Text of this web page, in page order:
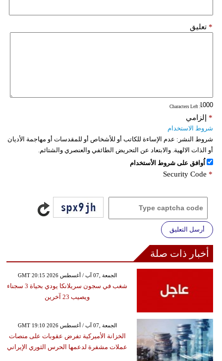
تعليق *
: Characters Left
إلزامي *
شروط الاستخدام
شروط النشر: عدم الإساءة للكاتب أو للأشخاص أو للمقدسات أو مهاجمة الأديان
أو الذات الالهية. والابتعاد عن التحريض الطائفي والعنصري والشتائم.
اُوافق على شروط الأستخدام
Security Code *
أرسل التعليق
أخبار ذات صلة
GMT 20:15 2026 الجمعة ,07 آب / أغسطس
شغب في سجون سريلانكا يودي بحياة 3 سجناء
ويصيب 23 آخرين
GMT 19:10 2026 الجمعة ,07 آب / أغسطس
الخزانة الأميركية تفرض عقوبات على منصات
عملات مشفرة لدعمها الحرس الثوري الإيراني